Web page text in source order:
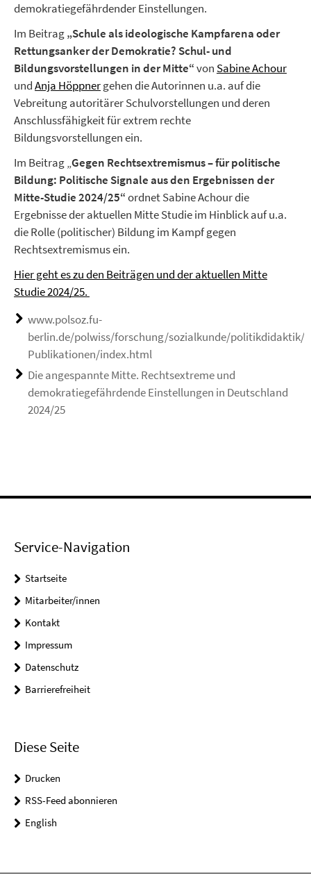
demokratiegefährdender Einstellungen.
Im Beitrag„Schule als ideologische Kampfarena oder
Rettungsanker der Demokratie? Schul- und
Bildungsvorstellungen in der Mitte“von Sabine Achour
undAnja Höppnergehen die Autorinnen u.a. auf die
Vebreitung autoritärer Schulvorstellungen und deren
Anschlussfähigkeit für extrem rechte
Bildungsvorstellungen ein.
Im Beitrag „Gegen Rechtsextremismus – für politische
Bildung: Politische Signale aus den Ergebnissen der
Mitte-Studie 2024/25“ordnet Sabine Achour die
Ergebnisse der aktuellen Mitte Studie im Hinblick auf u.a.
die Rolle (politischer) Bildung im Kampf gegen
Rechtsextremismus ein.
Hier geht es zu den Beiträgen und der aktuellen Mitte
Studie 2024/25.
www.polsoz.fu-
berlin.de/polwiss/forschung/sozialkunde/politikdidaktik/
Publikationen/index.html
Die angespannte Mitte. Rechtsextreme und
demokratiegefährdende Einstellungen in Deutschland
2024/25
Service-Navigation
Startseite
Mitarbeiter/innen
Kontakt
Impressum
Datenschutz
Barrierefreiheit
Diese Seite
Drucken
RSS-Feed abonnieren
English